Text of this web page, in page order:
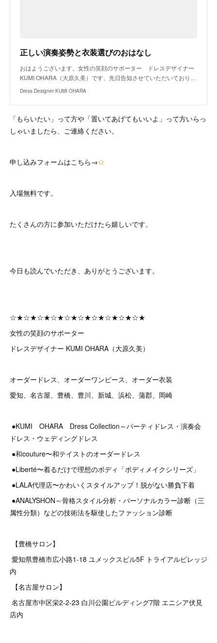
正しい演奏姿勢と衣装選びのおはなし
おはようございます。女性の笑顔のサポーター ドレスデザイナー
KUMI OHARA（大原久美）です。先日告知させていただいており…
Dress Designer KUMI OHARA
「もらいたい」って方や「置いてあげてもいいよ」って方いらっ
しゃいましたら、ご連絡ください。
申し込みフォームはこちら→☆
入場無料です。
たくさんの方に参加いただけたら嬉しいです。
今日も読んでいただき、ありがとうございます。
☆★☆★☆★☆★☆★☆★☆★☆★☆★☆★
女性の笑顔のサポーター
ドレスデザイナー KUMI OHARA（大原久美）
オーダードレス、オーダーワンピース、オーダー衣装
愛知、名古屋、豊橋、豊川、新城、浜松、蒲郡、岡崎
●KUMI OHARA Dress Collection～パーティドレス・演奏会
ドレス・ウェディングドレス
●和couture〜和テイストのオーダードレス
●Liberté〜着るだけで理想のボディ「ボディメイクシリーズ」
●LALA代理店〜かわいくスタイルアップ！脱がない勝負下着
●ANALYSHON～骨格スタイル分析・パーソナルカラー診断（三
属性分類）などの技術法を駆使したファッション診断
【豊橋サロン】
愛知県豊橋市広小路1-18 ユメックスビル5F トライアルビレッジ
内
【名古屋サロン】
名古屋市中区栄2‐2‐23 白川公園ビルディング7階 エニシア伏見
店内